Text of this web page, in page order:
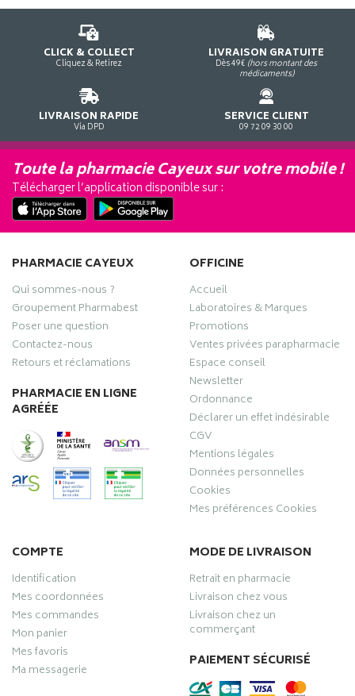
CLICK & COLLECT
Cliquez & Retirez
LIVRAISON GRATUITE
Dès 49€ (hors montant des
médicaments)
LIVRAISON RAPIDE
Via DPD
SERVICE CLIENT
09 72 09 30 00
Toute la pharmacie Cayeux sur votre mobile !
Télécharger l’application disponible sur :
PHARMACIE CAYEUX
Qui sommes-nous ?
Groupement Pharmabest
Poser une question
Contactez-nous
Retours et réclamations
PHARMACIE EN LIGNE
AGRÉÉE
OFFICINE
Accueil
Laboratoires & Marques
Promotions
Ventes privées parapharmacie
Espace conseil
Newsletter
Ordonnance
Déclarer un effet indésirable
CGV
Mentions légales
Données personnelles
Cookies
Mes préférences Cookies
COMPTE
Identification
Mes coordonnées
Mes commandes
Mon panier
Mes favoris
Ma messagerie
MODE DE LIVRAISON
Retrait en pharmacie
Livraison chez vous
Livraison chez un
commerçant
PAIEMENT SÉCURISÉ